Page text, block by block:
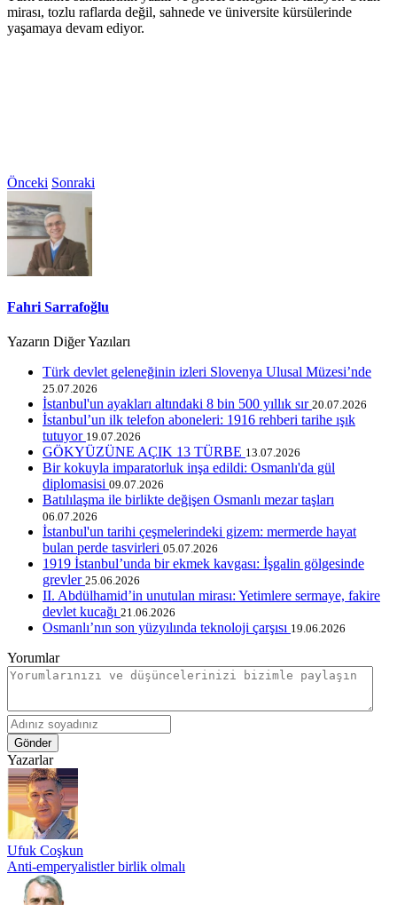
mirası, tozlu raflarda değil, sahnede ve üniversite kürsülerinde
yaşamaya devam ediyor.
Önceki Sonraki
Fahri Sarrafoğlu
Yazarın Diğer Yazıları
Türk devlet geleneğinin izleri Slovenya Ulusal Müzesi’nde
25.07.2026
İstanbul'un ayakları altındaki 8 bin 500 yıllık sır 20.07.2026
İstanbul’un ilk telefon aboneleri: 1916 rehberi tarihe ışık
tutuyor 19.07.2026
GÖKYÜZÜNE AÇIK 13 TÜRBE 13.07.2026
Bir kokuyla imparatorluk inşa edildi: Osmanlı'da gül
diplomasisi 09.07.2026
Batılılaşma ile birlikte değişen Osmanlı mezar taşları
06.07.2026
İstanbul'un tarihi çeşmelerindeki gizem: mermerde hayat
bulan perde tasvirleri 05.07.2026
1919 İstanbul’unda bir ekmek kavgası: İşgalin gölgesinde
grevler 25.06.2026
II. Abdülhamid’in unutulan mirası: Yetimlere sermaye, fakire
devlet kucağı 21.06.2026
Osmanlı’nın son yüzyılında teknoloji çarşısı 19.06.2026
Yorumlar
Gönder
Yazarlar
Ufuk Coşkun
Anti-emperyalistler birlik olmalı